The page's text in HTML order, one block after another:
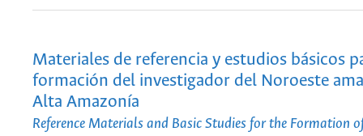
Materiales de referencia y estudios básicos
formación del investigador del Noroeste
Alta Amazonía
Reference Materials and Basic Studies for the Formation